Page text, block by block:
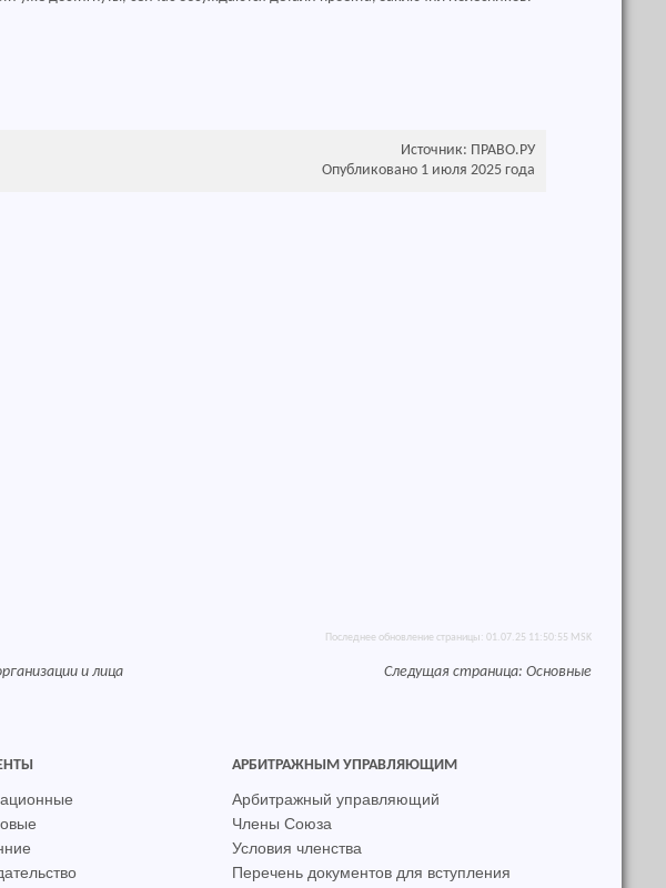
Источник: ПРАВО.РУ
Опубликовано 1 июля 2025 года
Последнее обновление страницы: 01.07.25 11:50:55 MSK
и лица Следущая страница:Основные
АРБИТРАЖНЫМ УПРАВЛЯЮЩИМ
Арбитражный управляющий
Члены Союза
Условия членства
Перечень документов для вступления